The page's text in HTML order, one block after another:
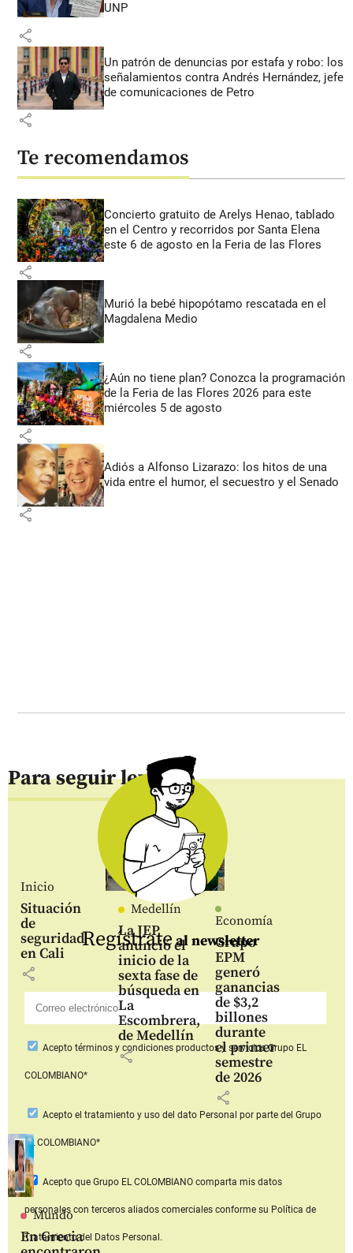
UNP
share
Un patrón de denuncias por estafa y robo: los
señalamientos contra Andrés Hernández, jefe
de comunicaciones de Petro
share
Te recomendamos
Concierto gratuito de Arelys Henao, tablado
en el Centro y recorridos por Santa Elena
este 6 de agosto en la Feria de las Flores
share
Murió la bebé hipopótamo rescatada en el
Magdalena Medio
share
¿Aún no tiene plan? Conozca la programación
de la Feria de las Flores 2026 para este
miércoles 5 de agosto
share
Adiós a Alfonso Lizarazo: los hitos de una
vida entre el humor, el secuestro y el Senado
share
Para seguir leyendo
Inicio
Situación
de
seguridad
en Cali
share
Medellín
La JEP
anunció el
inicio de la
sexta fase de
búsqueda en
La
Escombrera,
de Medellín
share
Economía
Grupo
EPM
generó
ganancias
de $3,2
billones
durante
el primer
semestre
de 2026
share
Mundo
En Grecia
Regístrateal newsletter
Aceptotérminos y condiciones productos y serviciosGrupo EL
COLOMBIANO*
Acepto el tratamiento y uso del dato Personal por parte del Grupo
EL COLOMBIANO*
Acepto que Grupo EL COLOMBIANOcomparta mis datos
personales con terceros aliados comerciales conforme su Política de
Tratamiento del Datos Personal.